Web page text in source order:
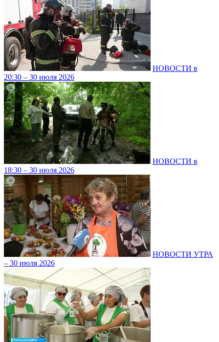
НОВОСТИ в
20:30 – 30 июля 2026
НОВОСТИ в
18:30 – 30 июля 2026
НОВОСТИ УТРА
– 30 июля 2026